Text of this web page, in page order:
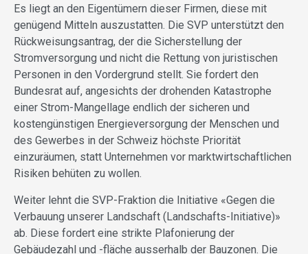
Es liegt an den Eigentümern dieser Firmen, diese mit
genügend Mitteln auszustatten. Die SVP unterstützt den
Rückweisungsantrag, der die Sicherstellung der
Stromversorgung und nicht die Rettung von juristischen
Personen in den Vordergrund stellt. Sie fordert den
Bundesrat auf, angesichts der drohenden Katastrophe
einer Strom-Mangellage endlich der sicheren und
kostengünstigen Energieversorgung der Menschen und
des Gewerbes in der Schweiz höchste Priorität
einzuräumen, statt Unternehmen vor marktwirtschaftlichen
Risiken behüten zu wollen.
Weiter lehnt die SVP-Fraktion die Initiative «Gegen die
Verbauung unserer Landschaft (Landschafts-Initiative)»
ab. Diese fordert eine strikte Plafonierung der
Gebäudezahl und -fläche ausserhalb der Bauzonen. Die